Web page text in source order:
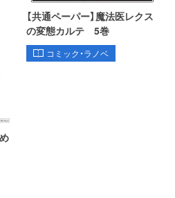
【共通ペーパー】魔法医レクス
の変態カルテ 5巻
コミック・ラノベ